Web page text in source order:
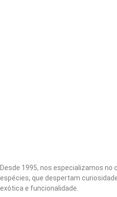
Desde 1995, nos especializamos
espécies, que despertam
exótica e funcionalidade.